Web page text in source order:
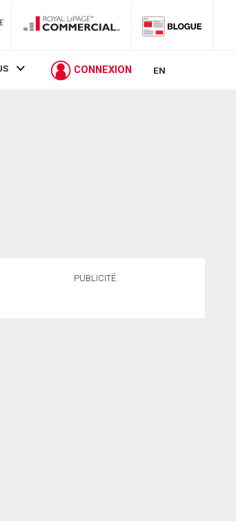
CONNEXION EN
PUBLICITÉ